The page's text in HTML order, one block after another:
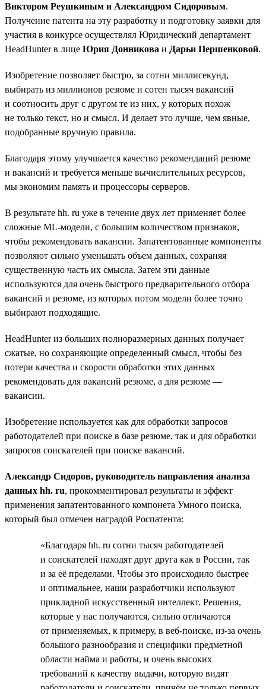
Виктором Реушкиным и Александром Сидоровым.
Получение патента на эту разработку и подготовку заявки для
участия в конкурсе осуществлял Юридический департамент
HeadHunter в лице Юрия Донникова и Дарьи Першенковой.
Изобретение позволяет быстро, за сотни миллисекунд,
выбирать из миллионов резюме и сотен тысяч вакансий
и соотносить друг с другом те из них, у которых похож
не только текст, но и смысл. И делает это лучше, чем явные,
подобранные вручную правила.
Благодаря этому улучшается качество рекомендаций резюме
и вакансий и требуется меньше вычислительных ресурсов,
мы экономим память и процессоры серверов.
В результате hh. ru уже в течение двух лет применяет более
сложные ML-модели, с большим количеством признаков,
чтобы рекомендовать вакансии. Запатентованные компоненты
позволяют сильно уменьшать объем данных, сохраняя
существенную часть их смысла. Затем эти данные
используются для очень быстрого предварительного отбора
вакансий и резюме, из которых потом модели более точно
выбирают подходящие.
HeadHunter из больших полноразмерных данных получает
сжатые, но сохраняющие определенный смысл, чтобы без
потери качества и скорости обработки этих данных
рекомендовать для вакансий резюме, а для резюме —
вакансии.
Изобретение используется как для обработки запросов
работодателей при поиске в базе резюме, так и для обработки
запросов соискателей при поиске вакансий.
Александр Сидоров, руководитель направления анализа
данных hh. ru, прокомментировал результаты и эффект
применения запатентованного компонета Умного поиска,
который был отмечен наградой Роспатента:
«Благодаря hh. ru сотни тысяч работодателей
и соискателей находят друг друга как в России, так
и за её пределами. Чтобы это происходило быстрее
и оптимальнее, наши разработчики используют
прикладной искусственный интеллект. Решения,
которые у нас получаются, сильно отличаются
от применяемых, к примеру, в веб-поиске, из-за очень
большого разнообразия и специфики предметной
области найма и работы, и очень высоких
требований к качеству выдачи, которую видят